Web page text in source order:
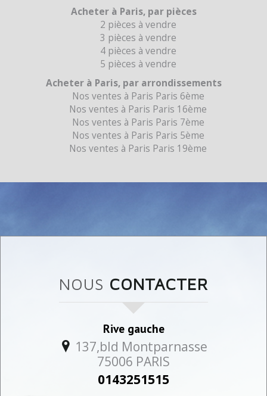
Acheter à Paris, par pièces
2 pièces à vendre
3 pièces à vendre
4 pièces à vendre
5 pièces à vendre
Acheter à Paris, par arrondissements
Nos ventes à Paris Paris 6ème
Nos ventes à Paris Paris 16ème
Nos ventes à Paris Paris 7ème
Nos ventes à Paris Paris 5ème
Nos ventes à Paris Paris 19ème
NOUS CONTACTER
Rive gauche
137,bld Montparnasse
75006 PARIS
0143251515